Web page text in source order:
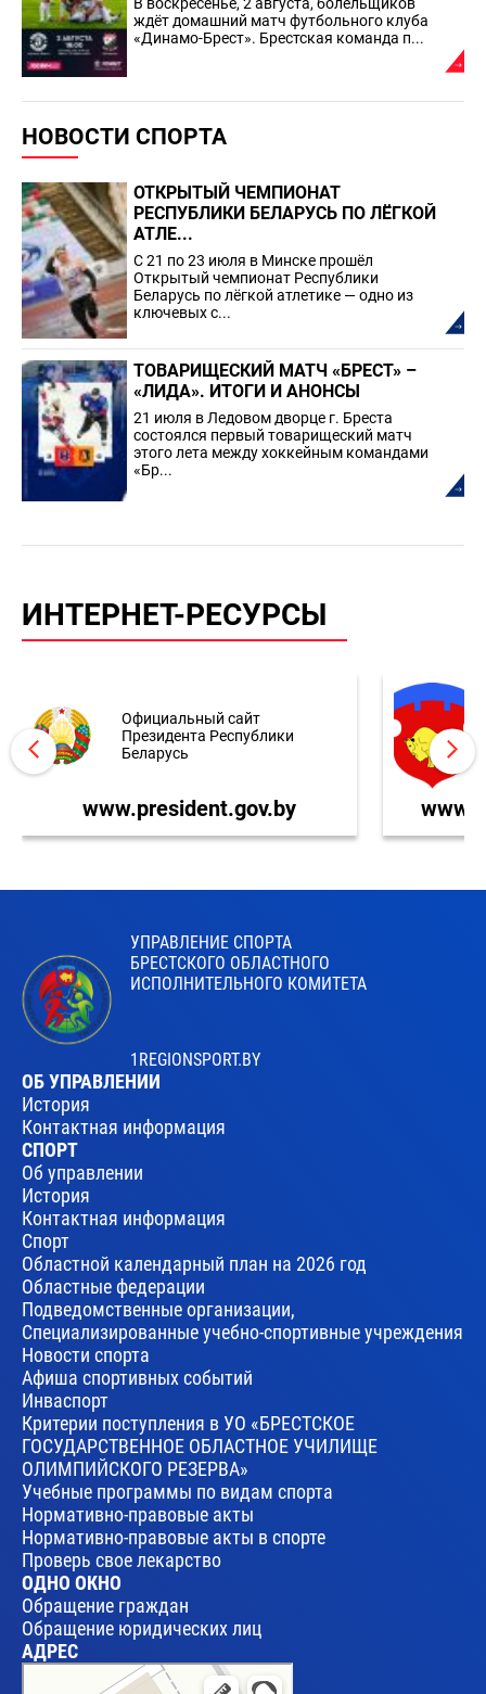
ждёт домашний матч футбольного клуба
«Динамо-Брест». Брестская команда п...
НОВОСТИ СПОРТА
ОТКРЫТЫЙ ЧЕМПИОНАТ
РЕСПУБЛИКИ БЕЛАРУСЬ ПО ЛЁГКОЙ
АТЛЕ...
С 21 по 23 июля в Минске прошёл
Открытый чемпионат Республики
Беларусь по лёгкой атлетике — одно из
ключевых с...
ТОВАРИЩЕСКИЙ МАТЧ «БРЕСТ» –
«ЛИДА». ИТОГИ И АНОНСЫ
21 июля в Ледовом дворце г. Бреста
состоялся первый товарищеский матч
этого лета между хоккейным командами
«Бр...
ИНТЕРНЕТ-РЕСУРСЫ
Официальный сайт
Президента Республики
Беларусь
www.president.gov.by
УПРАВЛЕНИЕ СПОРТА
БРЕСТСКОГО ОБЛАСТНОГО
ИСПОЛНИТЕЛЬНОГО КОМИТЕТА
1REGIONSPORT.BY
ОБ УПРАВЛЕНИИ
История
Контактная информация
СПОРТ
Об управлении
История
Контактная информация
Спорт
Областной календарный план на 2026 год
Областные федерации
Подведомственные организации,
Специализированные учебно-спортивные учреждения
Новости спорта
Афиша спортивных событий
Инваспорт
Критерии поступления в УО «БРЕСТСКОЕ
ГОСУДАРСТВЕННОЕ ОБЛАСТНОЕ УЧИЛИЩЕ
ОЛИМПИЙСКОГО РЕЗЕРВА»
Учебные программы по видам спорта
Нормативно-правовые акты
Нормативно-правовые акты в спорте
Проверь свое лекарство
ОДНО ОКНО
Обращение граждан
Обращение юридических лиц
АДРЕС
Брест
Улица Леваневского, 17 — Яндекс Карты